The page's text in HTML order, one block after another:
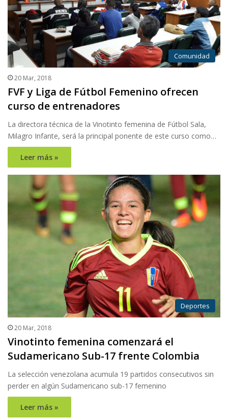
Comunidad
20 Mar, 2018
FVF y Liga de Fútbol Femenino ofrecen
curso de entrenadores
La directora técnica de la Vinotinto femenina de Fútbol Sala,
Milagro Infante, será la principal ponente de este curso como…
Leer más »
Deportes
20 Mar, 2018
Vinotinto femenina comenzará el
Sudamericano Sub-17 frente Colombia
La selección venezolana acumula 19 partidos consecutivos sin
perder en algún Sudamericano sub-17 femenino
Leer más »